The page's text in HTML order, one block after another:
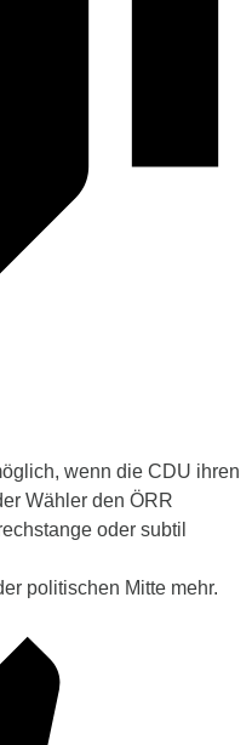
wenn die CDU ihren
Wähler den ÖRR
oder subtil
politischen Mitte mehr.